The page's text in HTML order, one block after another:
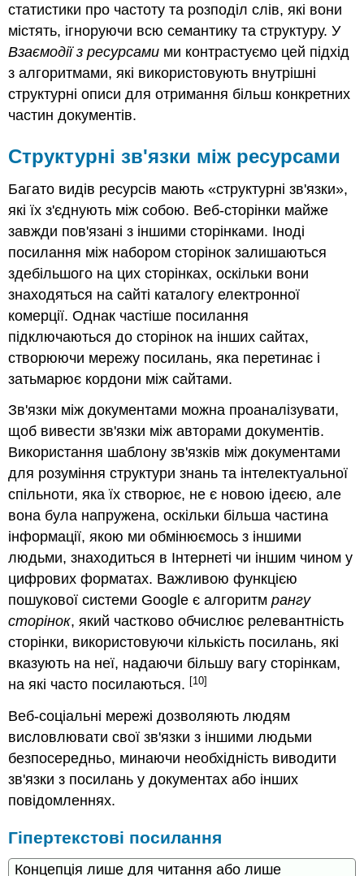
статистики про частоту та розподіл слів, які вони
містять, ігноруючи всю семантику та структуру.У
Взаємодії з ресурсами ми контрастуємо цей підхід
з алгоритмами, які використовують внутрішні
структурні описи для отримання більш конкретних
частин документів.
Структурні зв'язки між ресурсами
Багато видів ресурсів мають «структурні зв'язки»,
які їх з'єднують між собою. Веб-сторінки майже
завжди пов'язані з іншими сторінками. Іноді
посилання між набором сторінок залишаються
здебільшого на цих сторінках, оскільки вони
знаходяться на сайті каталогу електронної
комерції. Однак частіше посилання
підключаються до сторінок на інших сайтах,
створюючи мережу посилань, яка перетинає і
затьмарює кордони між сайтами.
Зв'язки між документами можна проаналізувати,
щоб вивести зв'язки між авторами документів.
Використання шаблону зв'язків між документами
для розуміння структури знань та інтелектуальної
спільноти, яка їх створює, не є новою ідеєю, але
вона була напружена, оскільки більша частина
інформації, якою ми обмінюємось з іншими
людьми, знаходиться в Інтернеті чи іншим чином у
цифрових форматах. Важливою функцією
пошукової системи Google є алгоритмрангу
сторінок, який частково обчислює релевантність
сторінки, використовуючи кількість посилань, які
вказують на неї, надаючи більшу вагу сторінкам,
на які часто посилаються. [10]
Веб-соціальні мережі дозволяють людям
висловлювати свої зв'язки з іншими людьми
безпосередньо, минаючи необхідність виводити
зв'язки з посилань у документах або інших
повідомленнях.
Гіпертекстові посилання
Концепція лише для читання або лише